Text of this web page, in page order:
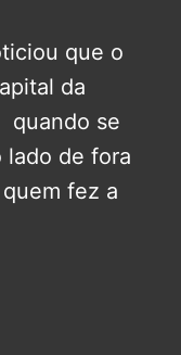
que o
da
quando se
lado de fora
fez a